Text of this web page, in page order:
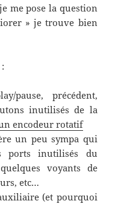
me pose la question
» je trouve bien
pause, précédent,
inutilisés de la
encodeur rotatif
un peu sympa qui
ports inutilisés du
voyants de
etc…
(et pourquoi